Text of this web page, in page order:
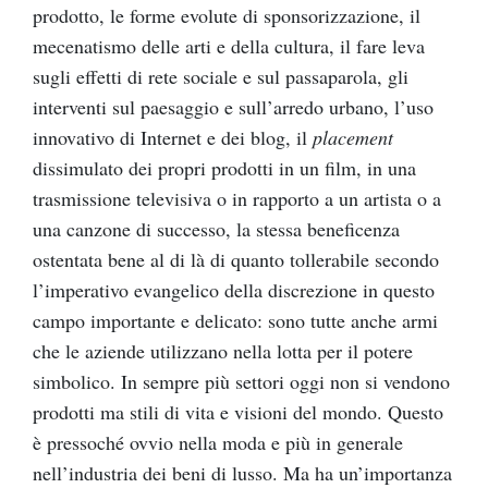
prodotto, le forme evolute di sponsorizzazione, il
mecenatismo delle arti e della cultura, il fare leva
sugli effetti di rete sociale e sul passaparola, gli
interventi sul paesaggio e sull’arredo urbano, l’uso
innovativo di Internet e dei blog, il placement
dissimulato dei propri prodotti in un film, in una
trasmissione televisiva o in rapporto a un artista o a
una canzone di successo, la stessa beneficenza
ostentata bene al di là di quanto tollerabile secondo
l’imperativo evangelico della discrezione in questo
campo importante e delicato: sono tutte anche armi
che le aziende utilizzano nella lotta per il potere
simbolico. In sempre più settori oggi non si vendono
prodotti ma stili di vita e visioni del mondo. Questo
è pressoché ovvio nella moda e più in generale
nell’industria dei beni di lusso. Ma ha un’importanza